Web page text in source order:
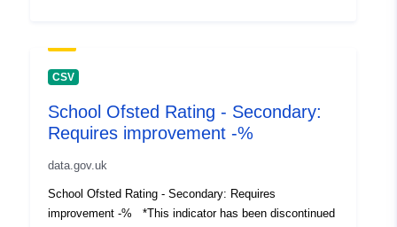
CSV
School Ofsted Rating - Secondary:
Requires improvement -%
data.gov.uk
School Ofsted Rating - Secondary: Requires
improvement -% *This indicator has been discontinued